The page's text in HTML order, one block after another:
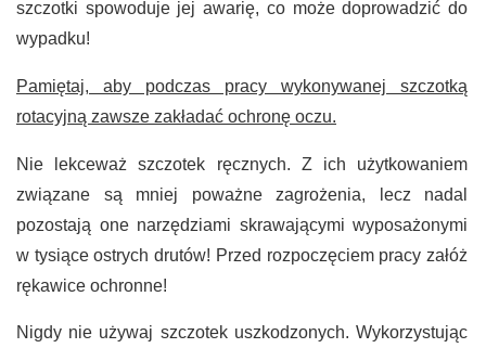
szczotki spowoduje jej awarię, co może doprowadzić do
wypadku!
Pamiętaj, aby podczas pracy wykonywanej szczotką
rotacyjną zawsze zakładać ochronę oczu.
Nie lekceważ szczotek ręcznych. Z ich użytkowaniem
związane są mniej poważne zagrożenia, lecz nadal
pozostają one narzędziami skrawającymi wyposażonymi
w tysiące ostrych drutów! Przed rozpoczęciem pracy załóż
rękawice ochronne!
Nigdy nie używaj szczotek uszkodzonych. Wykorzystując